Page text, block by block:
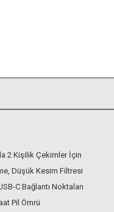
2 Kişilik Çekimler İçin
Düşük Kesim Filtresi
C Bağlantı Noktaları
Pil Ömrü